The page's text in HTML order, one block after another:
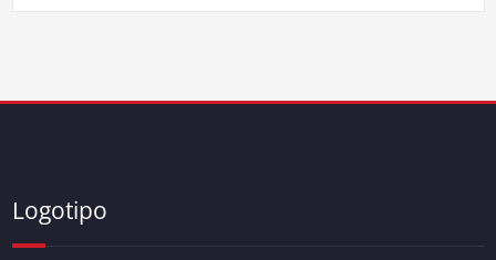
Logotipo